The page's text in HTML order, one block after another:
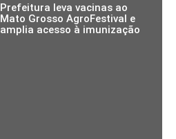
Prefeitura leva vacinas ao
Mato Grosso AgroFestival e
amplia acesso à imunização